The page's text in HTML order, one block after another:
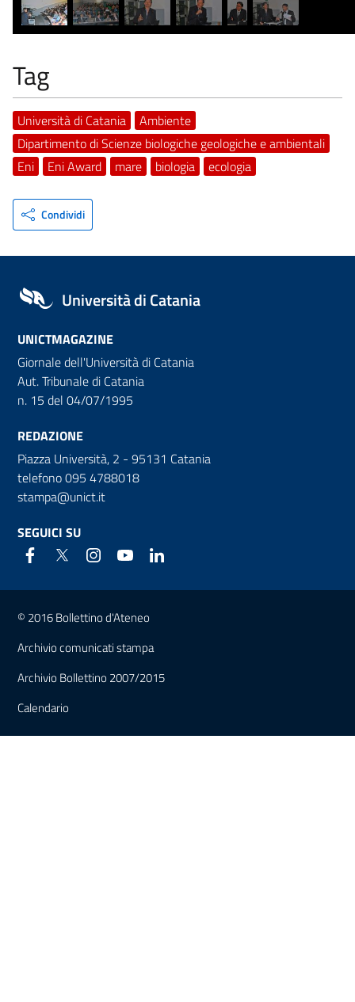
Tag
Università di Catania
Ambiente
Dipartimento di Scienze biologiche geologiche e ambientali
Eni
Eni Award mare biologia ecologia
Condividi
Università di Catania
UNICTMAGAZINE
Giornale dell'Università di Catania
Aut. Tribunale di Catania
n. 15 del 04/07/1995
REDAZIONE
Piazza Università, 2 - 95131 Catania
telefono 095 4788018
stampa@unict.it
SEGUICI SU
Link e informazioni utili
© 2016 Bollettino d'Ateneo
Archivio comunicati stampa
Archivio Bollettino 2007/2015
Calendario